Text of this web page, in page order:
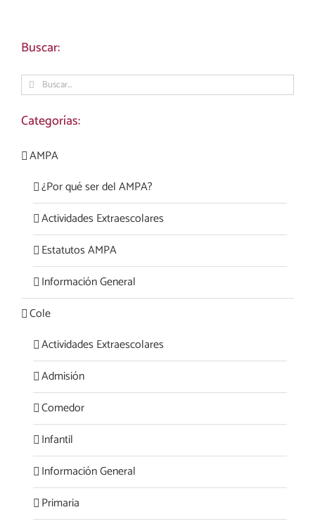
Buscar:
Buscar:
Categorías:
AMPA
¿Por qué ser del AMPA?
Actividades Extraescolares
Estatutos AMPA
Información General
Cole
Actividades Extraescolares
Admisión
Comedor
Infantil
Información General
Primaria